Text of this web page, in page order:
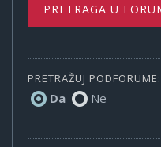
PRETRAGA U
PRETRAŽUJ PODFORUME:
Da Ne